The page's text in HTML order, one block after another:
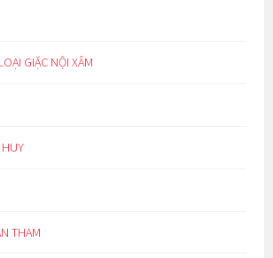
GIẶC NỘI XÂM
THAM